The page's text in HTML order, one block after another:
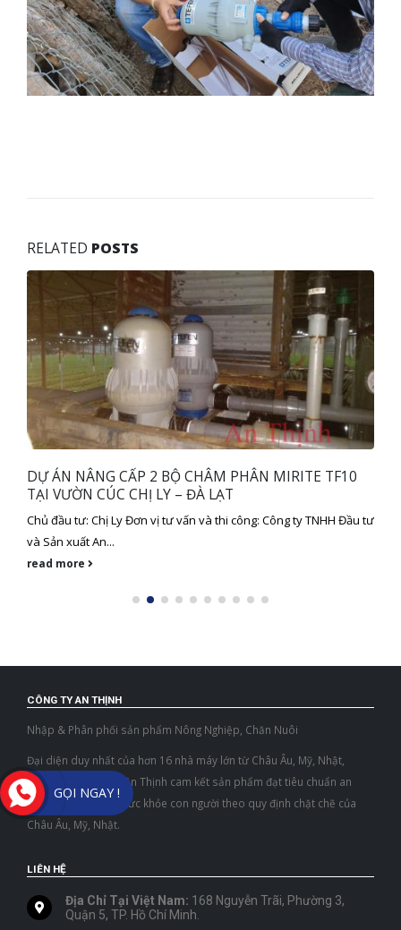
RELATED POSTS
DỰ ÁN NÂNG CẤP 2 BỘ CHÂM PHÂN MIRITE TF10
TẠI VƯỜN CÚC CHỊ LY – ĐÀ LẠT
Chủ đầu tư: Chị Ly Đơn vị tư vấn và thi công: Công ty TNHH Đầu tư
và Sản xuất An...
read more
CÔNG TY AN THỊNH
Nhập & Phân phối sản phẩm Nông Nghiệp, Chăn Nuôi
Đại diện duy nhất của hơn 16 nhà máy lớn từ Châu Âu, Mỹ, Nhật,
Israel tại Việt Nam, An Thịnh cam kết sản phẩm đạt tiêu chuẩn an
toàn môi trường & sức khỏe con người theo quy định chặt chẽ của
Châu Âu, Mỹ, Nhật.
LIÊN HỆ
Địa Chỉ Tại Việt Nam: 168 Nguyễn Trãi, Phường 3,
Quận 5, TP. Hồ Chí Minh.
GỌI NGAY !